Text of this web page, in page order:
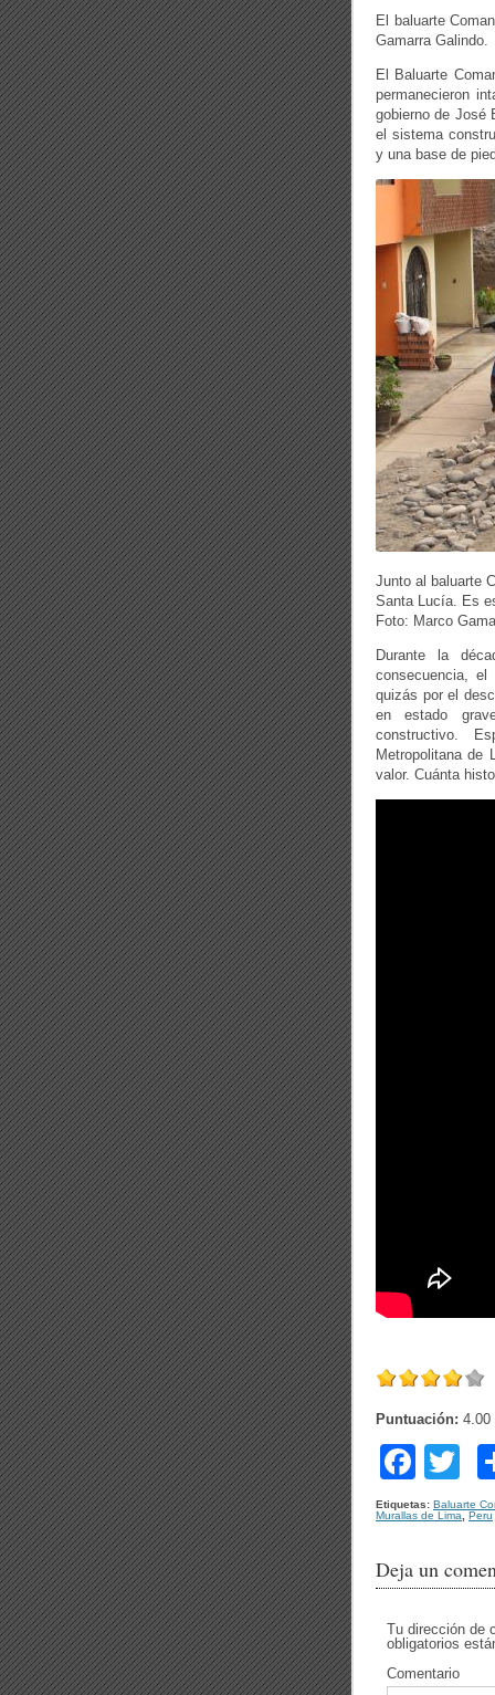
El baluarte
Gamarra Galindo.
El Baluarte
permanecieron
gobierno de José
el sistema
y una base de
Junto al baluarte
Santa Lucía. Es
Foto: Marco
Durante la
consecuencia, el
quizás por el
en estado
constructivo.
Metropolitana de
valor. Cuánta
Puntuación: 4.00
F
a
c
e
o
o
wi
tt
er
Etiquetas: Baluarte
Murallas de Lima, Peru
Deja un
Tu dirección de
obligatorios
Comentario